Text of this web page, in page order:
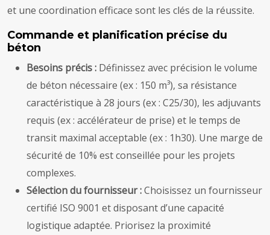
et une coordination efficace sont les clés de la réussite.
Commande et planification précise du
béton
Besoins précis : Définissez avec précision le volume
de béton nécessaire (ex : 150 m³), sa résistance
caractéristique à 28 jours (ex : C25/30), les adjuvants
requis (ex : accélérateur de prise) et le temps de
transit maximal acceptable (ex : 1h30). Une marge de
sécurité de 10% est conseillée pour les projets
complexes.
Sélection du fournisseur :Choisissez un fournisseur
certifié ISO 9001 et disposant d’une capacité
logistique adaptée. Priorisez la proximité